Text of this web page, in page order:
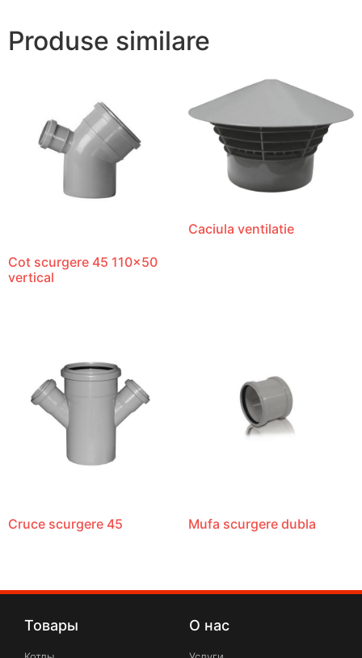
Produse similare
Cot scurgere 45 110×50
vertical
Caciula ventilatie
Cruce scurgere 45 Mufa scurgere dubla
Товары О нас